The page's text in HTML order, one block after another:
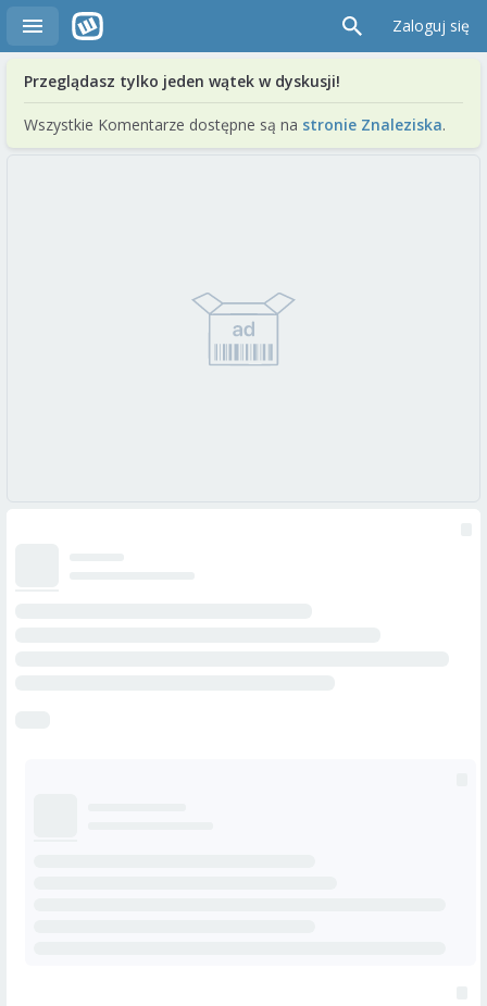
Zaloguj się
Przeglądasz tylko jeden wątek w dyskusji!
Wszystkie Komentarze dostępne są na stronie Znaleziska.